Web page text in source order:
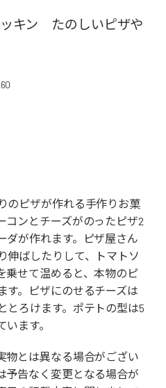
キン たのしいピザや
のピザが作れる手作りお菓
コンとチーズがのったピザ2
ダが作れます。ピザ屋さん
伸ばしたりして、トマトソ
乗せて温めると、本物のピ
す。ピザにのせるチーズは
とろけます。ポテトの型は5
ます。
物とは異なる場合がござい
予告なく変更となる場合が